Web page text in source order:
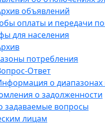
объявлений
оплаты и передачи
для населения
потребления
Ответ
о диапазонах
о задолженности
задаваемые вопросы
лицам